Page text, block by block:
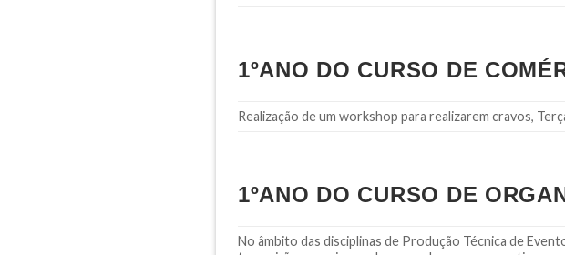
1ºANO DO CURSO DE
Realização de um workshop para realizarem cravos,
1ºANO DO CURSO DE
No âmbito das disciplinas de Produção Técnica de